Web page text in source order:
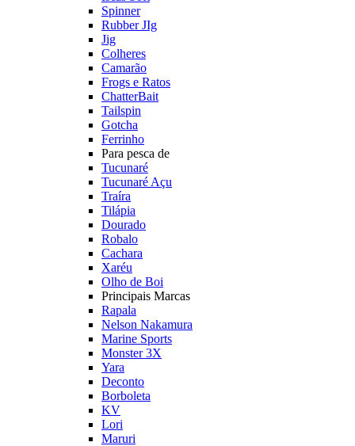
Spinner
Rubber JIg
Jig
Colheres
Camarão
Frogs e Ratos
ChatterBait
Tailspin
Gotcha
Ferrinho
Para pesca de
Tucunaré
Tucunaré Açu
Traíra
Tilápia
Dourado
Robalo
Cachara
Xaréu
Olho de Boi
Principais Marcas
Rapala
Nelson Nakamura
Marine Sports
Monster 3X
Yara
Deconto
Borboleta
KV
Lori
Maruri